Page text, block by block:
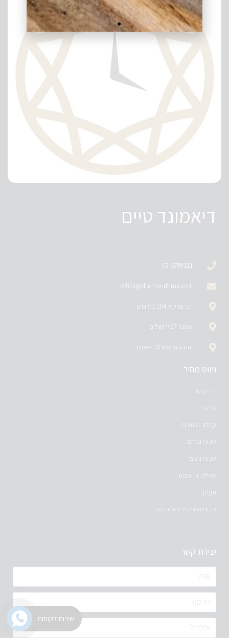
דיאמונד טיים
03-5799111
office@diamondtime.co.il
רבי עקיבא 104 בני ברק
שמגר 27 ירושלים
יהודה הנשיא 10 אשדוד
ניווט מהיר
דף הבית
אודות
קטלוג מותגים
שעוני גברים
שעוני נשים
שאלות ותשובות
תקנון
מדיניות-ביטולים-והחזרות
יצירת קשר
שירות לקוחות